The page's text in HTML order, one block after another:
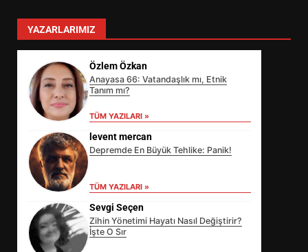
YAZARLARIMIZ
Özlem Özkan
Anayasa 66: Vatandaşlık mı, Etnik
Tanım mı?
TÜM YAZILARI »
levent mercan
Depremde En Büyük Tehlike: Panik!
TÜM YAZILARI »
Sevgi Seçen
Zihin Yönetimi Hayatı Nasıl Değiştirir?
İşte O Sır